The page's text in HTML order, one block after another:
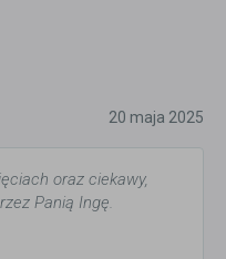
20 maja 2025
oraz ciekawy,
Panią Ingę.